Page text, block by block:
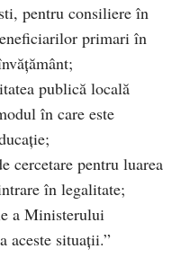
pentru consiliere în
primari în
publică locală
în care este
cercetare pentru luarea
în legalitate;
a Ministerului
aceste situații.”